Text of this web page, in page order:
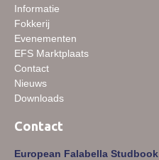
Nieuws
Downloads
Inloggen
Informatie
Fokkerij
Evenementen
EFS Marktplaats
Contact
Nieuws
Downloads
Contact
European Falabella Studbook